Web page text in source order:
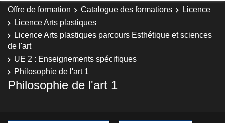
Offre de formation Catalogue des formations
Licence
Licence Arts plastiques
Licence Arts plastiques parcours Esthétique et sciences
de l'art
UE 2 : Enseignements spécifiques
Philosophie de l'art 1
Philosophie de l'art 1